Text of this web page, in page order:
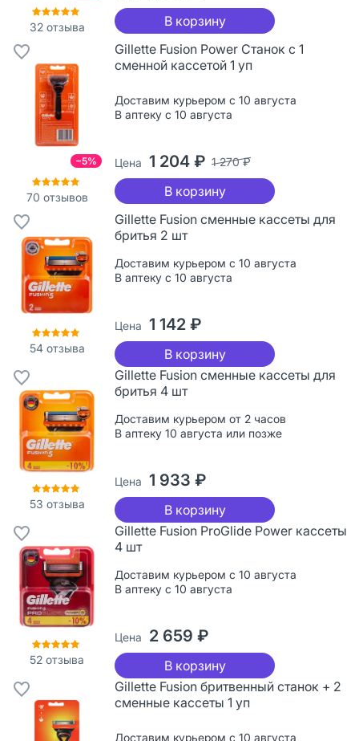
32отзыва В корзину
−5%
70 отзывов
Gillette Fusion Power Станок с 1
сменной кассетой 1 уп
Доставим курьером с 10 августа
В аптеку с 10 августа
Цена 1 204 ₽ 1 270 ₽
В корзину
54отзыва
Gillette Fusion сменные кассеты для
бритья 2 шт
Доставим курьером с 10 августа
В аптеку с 10 августа
Цена 1 142 ₽
В корзину
53 отзыва
Gillette Fusion сменные кассеты для
бритья 4 шт
Доставим курьером от 2 часов
В аптеку 10 августа или позже
Цена 1 933 ₽
В корзину
52 отзыва
Gillette Fusion ProGlide Power кассеты
4 шт
Доставим курьером с 10 августа
В аптеку с 10 августа
Цена 2 659 ₽
В корзину
Gillette Fusion бритвенный станок + 2
сменные кассеты 1 уп
Доставим курьером с 10 августа